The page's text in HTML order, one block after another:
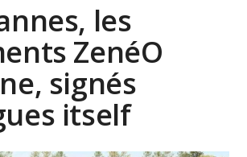
les
ZenéO
signés
itself